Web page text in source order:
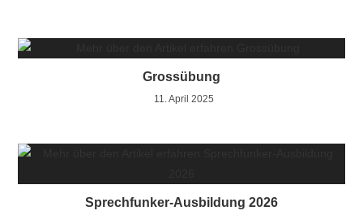
Grossübung
11. April 2025
Sprechfunker-Ausbildung 2026